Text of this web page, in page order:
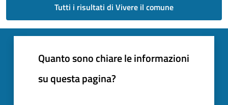
Tutti i risultati di Vivere il comune
Quanto sono chiare le informazioni
su questa pagina?